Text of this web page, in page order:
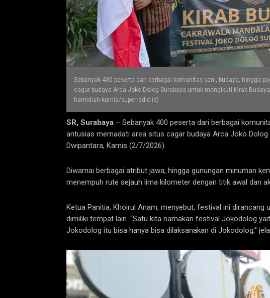
Sebanyak 400 peserta dari berbagai komunitas seni, budaya, hingga
cagar budaya Arca Joko Dolog Surabaya untuk mengikuti Kirab
hamidiah kurnia/superradio.id)
SR, Surabaya – Sebanyak 400 peserta dari berbagai
antusias memadati area situs cagar budaya Arca Joko
Dwipantara, Kamis (2/7/2026).
Diwarnai berbagai atribut jawa, hingga gunungan minuman
menempuh rute sejauh lima kilometer dengan titik awal dan
Ketua Panitia, Khoirul Anam, menyebut, festival ini
dimiliki tempat lain. “Satu kita namakan festival Jokodolog
Jokodolog itu bisa hanya bisa dilaksanakan di Jokodolog,”